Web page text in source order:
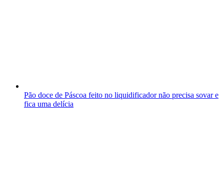
Pão doce de Páscoa feito no liquidificador não precisa sovar e
fica uma delícia